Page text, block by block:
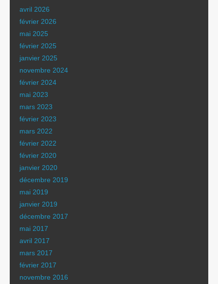
avril 2026
février 2026
mai 2025
février 2025
janvier 2025
novembre 2024
février 2024
mai 2023
mars 2023
février 2023
mars 2022
février 2022
février 2020
janvier 2020
décembre 2019
mai 2019
janvier 2019
décembre 2017
mai 2017
avril 2017
mars 2017
février 2017
novembre 2016